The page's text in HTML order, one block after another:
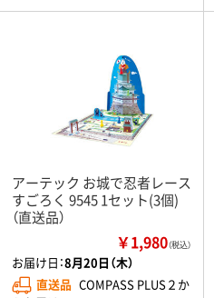
アーテック お城で忍者レース
すごろく 9545 1セット(3個)
（直送品）
￥1,980（税込）
お届け日：8月20日（木）
直送品 COMPASS PLUS２か